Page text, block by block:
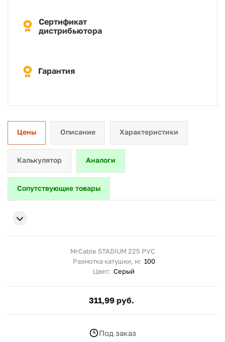
Сертификат
дистрибьютора
Гарантия
Цены Описание Характеристики
Калькулятор Аналоги
Сопутствующие товары
MrCable STADIUM 225 PVC
Размотка катушки, м: 100
Цвет: Серый
311,99 руб.
Под заказ